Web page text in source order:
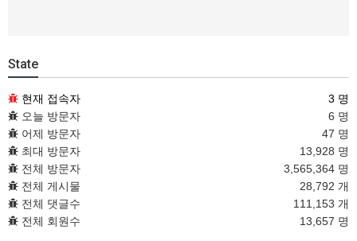
State
현재 접속자
3 명
오늘 방문자
6 명
어제 방문자
47 명
최대 방문자
13,928 명
전체 방문자
3,565,364 명
전체 게시물
28,792 개
전체 댓글수
111,153 개
전체 회원수
13,657 명